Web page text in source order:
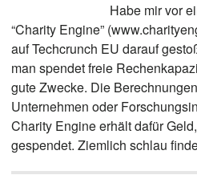
Habe mir vor
“Charity Engine”
auf Techcrunch EU darauf
man spendet freie
gute Zwecke. Die
Unternehmen oder
Charity Engine erhält dafür
gespendet. Ziemlich schlau